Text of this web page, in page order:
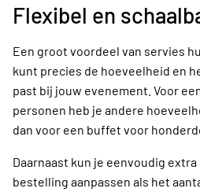
Flexibel en
Een groot voordeel van servies
kunt precies de hoeveelheid en
past bij jouw evenement. Voor
personen heb je andere
dan voor een buffet voor
Daarnaast kun je eenvoudig
bestelling aanpassen als het